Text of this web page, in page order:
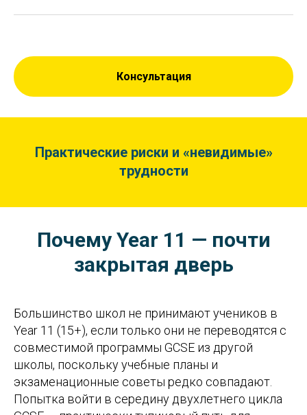
Консультация
Практические риски и «невидимые»
трудности
Почему Year 11 — почти
закрытая дверь
Большинство школ не принимают учеников в
Year 11 (15+), если только они не переводятся с
совместимой программы GCSE из другой
школы, поскольку учебные планы и
экзаменационные советы редко совпадают.
Попытка войти в середину двухлетнего цикла